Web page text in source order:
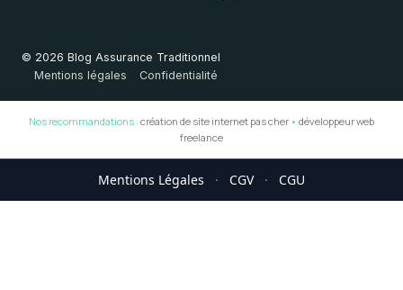
© 2026 Blog Assurance Traditionnel
Mentions légales
Confidentialité
Nos recommandations : création de site internet pas cher • développeur web
freelance
Mentions Légales · CGV · CGU